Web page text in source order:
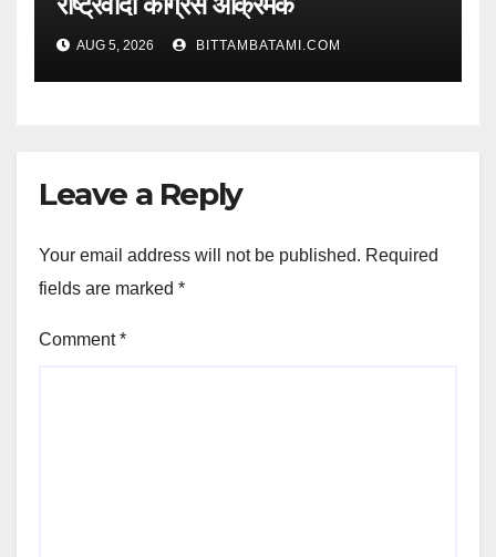
AUG 5, 2026 BITTAMBATAMI.COM
Leave a Reply
Your email address will not be published. Required
fields are marked *
Comment*